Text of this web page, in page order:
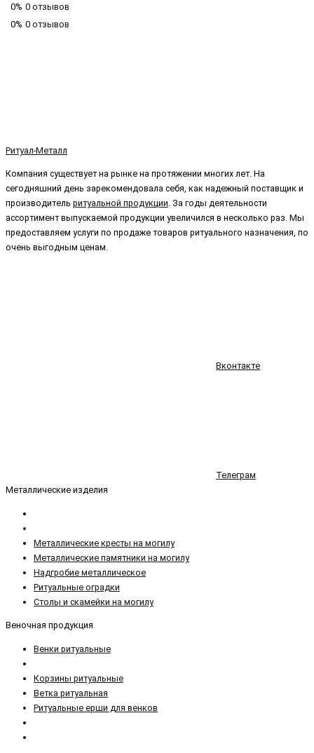
0% 0 отзывов
0% 0 отзывов
Ритуал-Металл
Компания существует на рынке на протяжении многих лет. На
сегодняшний день зарекомендовала себя, как надежный поставщик и
производитель ритуальной продукции. За годы деятельности
ассортимент выпускаемой продукции увеличился в несколько раз. Мы
предоставляем услуги по продаже товаров ритуального назначения, по
очень выгодным ценам.
Вконтакте
Телеграм
Металлические изделия
Металлические кресты на могилу
Металлические памятники на могилу
Надгробие металлическое
Ритуальные оградки
Столы и скамейки на могилу
Веночная продукция
Венки ритуальные
Корзины ритуальные
Ветка ритуальная
Ритуальные ерши для венков